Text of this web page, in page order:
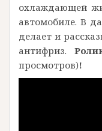
охлаждающей
автомобиле. В
делает и
антифриз.
просмотров)!